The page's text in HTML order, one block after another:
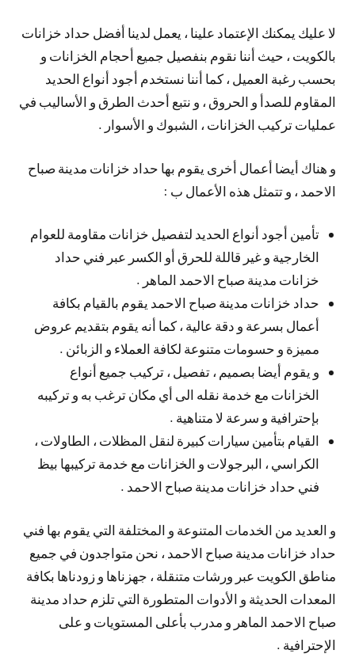
لا عليك يمكنك الإعتماد علينا ، يعمل لدينا أفضل حداد خزانات
بالكويت ، حيث أننا نقوم بنفصيل جميع أحجام الخزانات و
بحسب رغبة العميل ، كما أننا نستخدم أجود أنواع الحديد
المقاوم للصدأ و الحروق ، و نتبع أحدث الطرق و الأساليب في
عمليات تركيب الخزانات ، الشبوك و الأسوار .
و هناك أيضا أعمال أخرى يقوم بها حداد خزانات مدينة صباح
الاحمد ، و تتمثل هذه الأعمال ب :
تأمين أجود أنواع الحديد لتفصيل خزانات مقاومة للعوام
الخارجية و غير قاللة للحرق أو الكسر عبر فني حداد
خزانات مدينة صباح الاحمد الماهر .
حداد خزانات مدينة صباح الاحمد يقوم بالقيام بكافة
أعمال بسرعة و دقة عالية ، كما أنه يقوم بتقديم عروض
مميزة و حسومات متنوعة لكافة العملاء و الزبائن .
و يقوم أيضا بصميم ، تفصيل ، تركيب جميع أنواع
الخزانات مع خدمة نقله الى أي مكان ترغب به و تركيبه
بإحترافية و سرعة لا متناهية .
القيام بتأمين سيارات كبيرة لنقل المظلات ، الطاولات ،
الكراسي ، البرجولات و الخزانات مع خدمة تركيبها بيظ
فني حداد خزانات مدينة صباح الاحمد .
و العديد من الخدمات المتنوعة و المختلفة التي يقوم بها فني
حداد خزانات مدينة صباح الاحمد ، نحن متواجدون في جميع
مناطق الكويت عبر ورشات متنقلة ، جهزناها و زودناها بكافة
المعدات الحديثة و الأدوات المتطورة التي تلزم حداد مدينة
صباح الاحمد الماهر و مدرب بأعلى المستويات و على
الإحترافية .